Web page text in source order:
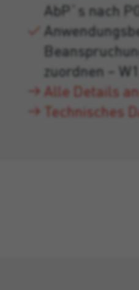
AbP`s nach
zuordnen –
Alle Details
Technisches